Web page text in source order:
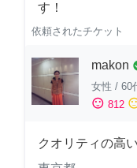
す！
依頼されたチケット
makon
女性 / 60
sentiment_satisfied 812
クオリティの高